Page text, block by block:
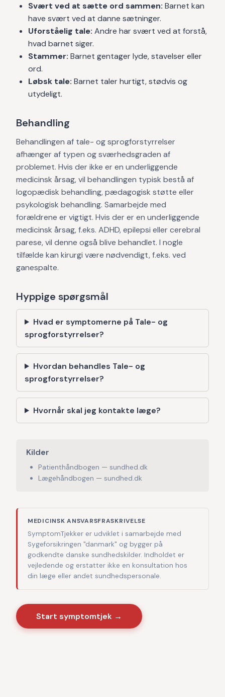
Svært ved at sætte ord sammen: Barnet kan
have svært ved at danne sætninger.
Uforståelig tale: Andre har svært ved at forstå,
hvad barnet siger.
Stammer: Barnet gentager lyde, stavelser eller
ord.
Løbsk tale: Barnet taler hurtigt, stødvis og
utydeligt.
Behandling
Behandlingen af tale- og sprogforstyrrelser
afhænger af typen og sværhedsgraden af
problemet. Hvis der ikke er en underliggende
medicinsk årsag, vil behandlingen typisk bestå af
logopædisk behandling, pædagogisk støtte eller
psykologisk behandling. Samarbejde med
forældrene er vigtigt. Hvis der er en underliggende
medicinsk årsag, f.eks. ADHD, epilepsi eller cerebral
parese, vil denne også blive behandlet. I nogle
tilfælde kan kirurgi være nødvendigt, f.eks. ved
ganespalte.
Hyppige spørgsmål
Hvad er symptomerne på Tale- og
sprogforstyrrelser?
Hvordan behandles Tale- og
sprogforstyrrelser?
Hvornår skal jeg kontakte læge?
Kilder
Patienthåndbogen — sundhed.dk
Lægehåndbogen — sundhed.dk
MEDICINSK ANSVARSFRASKRIVELSE
SymptomTjekker er udviklet i samarbejde med
Sygeforsikringen "danmark" og bygger på
godkendte danske sundhedskilder. Indholdet er
vejledende og erstatter ikke en konsultation hos
din læge eller andet sundhedspersonale.
Start symptomtjek →